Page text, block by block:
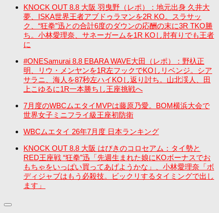
KNOCK OUT 8.8 大阪 羽曳野（レポ）：地元出身 久井大
夢、ISKA世界王者アブドゥラマンを2R KO。スラサッ
ク、“狂拳”迅との合計6度のダウンの応酬の末に3R TKO勝
ち。小林愛理奈、サネーガームを1R KOし肘有りでも王者
に
#ONESamurai 8.8 EBARA WAVE大田（レポ）：野杁正
明、リウ・メンヤンを1R左フックでKOしリベンジ。シア
サラニ、海人を87秒左ハイKOし返り討ち。山北渓人、田
上こゆるに1R一本勝ちし王座挑戦へ
7月度のWBCムエタイMVPは藤原乃愛。BOM横浜大会で
世界女子ミニフライ級王座初防衛
WBCムエタイ 26年7月度 日本ランキング
KNOCK OUT 8.8 大阪 はびきのコロセアム：タイ勢と
RED王座戦 “狂拳”迅「先週生まれた娘にKOボーナスでお
もちゃをいっぱい買ってあげようかな」、小林愛理奈「ボ
ディジャブはもう必殺技。ビックリするタイミングで出し
ます」